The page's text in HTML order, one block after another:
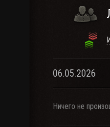
06.05.2026
Ничего не